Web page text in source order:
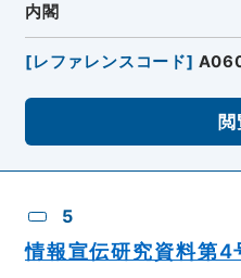
内閣
[レファレンスコード]
閲
5
情報宣伝研究資料第4